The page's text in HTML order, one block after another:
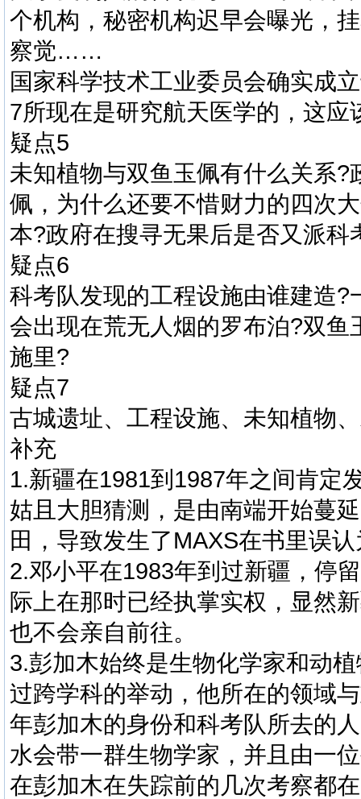
个机构，秘密机构迟早会曝光，
察觉……
国家科学技术工业委员会确实成
7所现在是研究航天医学的，这
疑点5
未知植物与双鱼玉佩有什么关系
佩，为什么还要不惜财力的四次
本?政府在搜寻无果后是否又派
疑点6
科考队发现的工程设施由谁建造
会出现在荒无人烟的罗布泊?双
施里?
疑点7
古城遗址、工程设施、未知植物
补充
1.新疆在1981到1987年之间肯定
姑且大胆猜测，是由南端开始蔓
田，导致发生了MAXS在书里误
2.邓小平在1983年到过新疆，停
际上在那时已经执掌实权，显然
也不会亲自前往。
3.彭加木始终是生物化学家和动
过跨学科的举动，他所在的领域
年彭加木的身份和科考队所去的
水会带一群生物学家，并且由一
在彭加木在失踪前的几次考察都